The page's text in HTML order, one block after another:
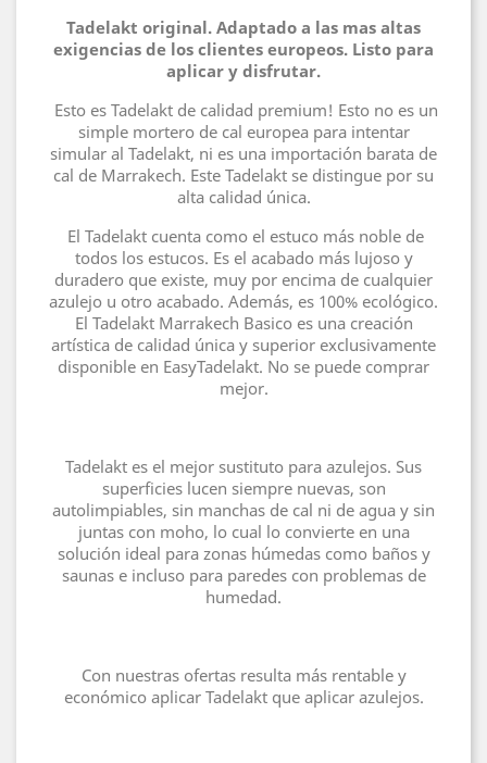
Tadelakt original. Adaptado a las mas altas
exigencias de los clientes europeos. Listo para
aplicar y disfrutar.
Esto es Tadelakt de calidad premium! Esto no es un
simple mortero de cal europea para intentar
simular al Tadelakt, ni es una importación barata de
cal de Marrakech. Este Tadelakt se distingue por su
alta calidad única.
El Tadelakt cuenta como el estuco más noble de
todos los estucos. Es el acabado más lujoso y
duradero que existe, muy por encima de cualquier
azulejo u otro acabado. Además, es 100% ecológico.
El Tadelakt Marrakech Basico es una creación
artística de calidad única y superior exclusivamente
disponible en EasyTadelakt. No se puede comprar
mejor.
Tadelakt es el mejor sustituto para azulejos. Sus
superficies lucen siempre nuevas, son
autolimpiables, sin manchas de cal ni de agua y sin
juntas con moho, lo cual lo convierte en una
solución ideal para zonas húmedas como baños y
saunas e incluso para paredes con problemas de
humedad.
Con nuestras ofertas resulta más rentable y
económico aplicar Tadelakt que aplicar azulejos.